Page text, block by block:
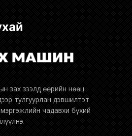
тулгуурлан дэвшилтэт
чадавхи бүхий